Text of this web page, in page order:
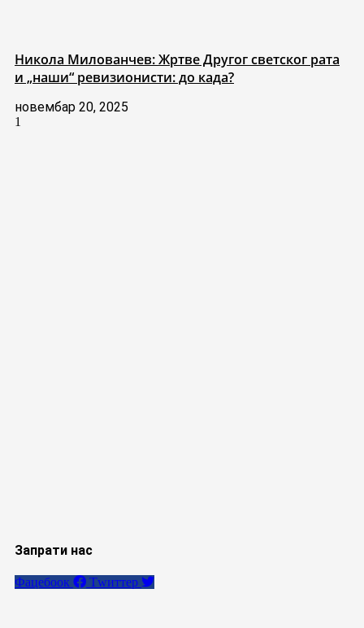
Никола Милованчев: Жртве Другог светског рата
и „наши“ ревизионисти: до када?
новембар 20, 2025
Запрати нас
Фацебоок Тwиттер